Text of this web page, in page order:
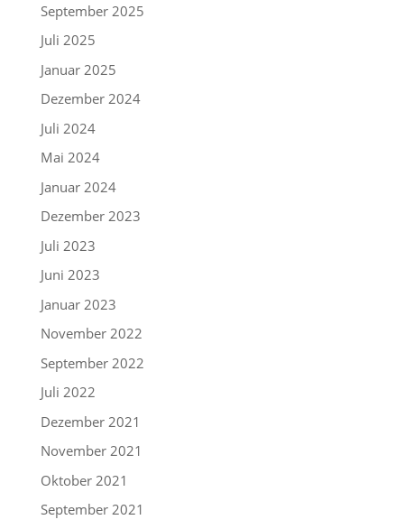
September 2025
Juli 2025
Januar 2025
Dezember 2024
Juli 2024
Mai 2024
Januar 2024
Dezember 2023
Juli 2023
Juni 2023
Januar 2023
November 2022
September 2022
Juli 2022
Dezember 2021
November 2021
Oktober 2021
September 2021